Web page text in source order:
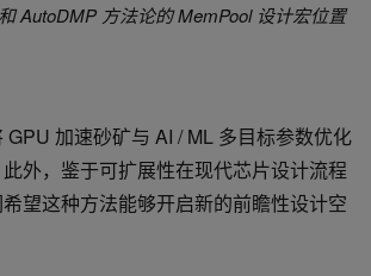
AutoDMP 方法论的 MemPool 设计宏位置
加速砂矿与 AI / ML 多目标参数优化
外，鉴于可扩展性在现代芯片设计流程
望这种方法能够开启新的前瞻性设计空